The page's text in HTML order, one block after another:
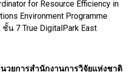
for Resource Efficiency in
Environment Programme
น 7 True DigitalPark East
วยการสํานักงานการวิจัยแห่งชาติ